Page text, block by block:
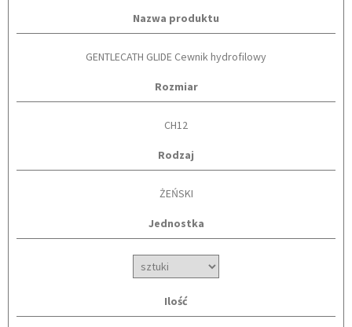
Nazwa produktu
GENTLECATH GLIDE Cewnik hydrofilowy
Rozmiar
CH12
Rodzaj
ŻEŃSKI
Jednostka
Ilość